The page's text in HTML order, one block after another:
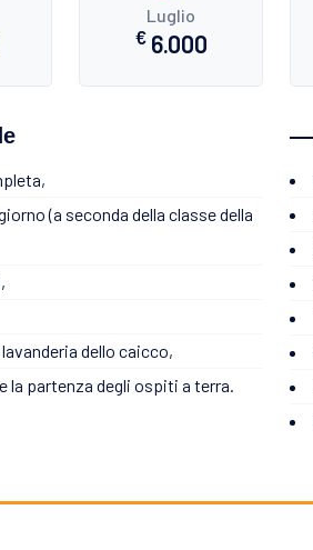
Luglio
€6.000
(a seconda della classe della
dello caicco,
la partenza degli ospiti a terra.